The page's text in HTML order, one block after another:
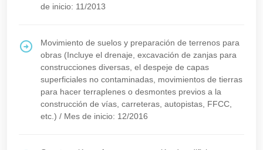
de inicio: 11/2013
Movimiento de suelos y preparación de terrenos para
obras (Incluye el drenaje, excavación de zanjas para
construcciones diversas, el despeje de capas
superficiales no contaminadas, movimientos de tierras
para hacer terraplenes o desmontes previos a la
construcción de vías, carreteras, autopistas, FFCC,
etc.) / Mes de inicio: 12/2016